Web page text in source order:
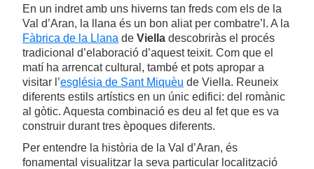
En un indret amb uns hiverns tan freds com els de la
Val d’Aran, la llana és un bon aliat per combatre’l. A la
Fàbrica de la Llana de Viella descobriràs el procés
tradicional d’elaboració d’aquest teixit. Com que el
matí ha arrencat cultural, també et pots apropar a
visitar l’església de Sant Miquèu de Viella. Reuneix
diferents estils artístics en un únic edifici: del romànic
al gòtic. Aquesta combinació es deu al fet que es va
construir durant tres èpoques diferents.
Per entendre la història de la Val d’Aran, és
fonamental visualitzar la seva particular localització